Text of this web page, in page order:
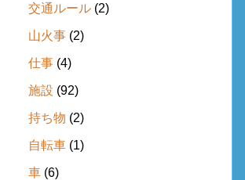
交通ルール (2)
山火事 (2)
仕事 (4)
施設 (92)
持ち物 (2)
自転車 (1)
車 (6)